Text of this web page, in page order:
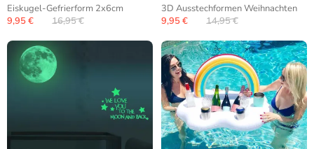
Eiskugel-Gefrierform 2x6cm
9,95 €
16,95 €
3D Ausstechformen Weihnachten
9,95 €
14,95 €